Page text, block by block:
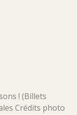
! (Billets
Crédits photo